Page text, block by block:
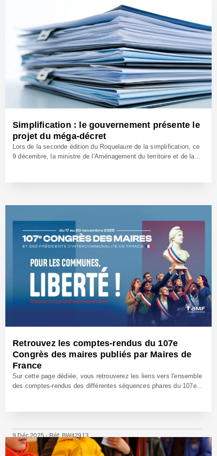
Simplification : le gouvernement présente le
projet du méga-décret
Lors de la seconde édition du Roquelaure de la simplification, ce
9 décembre, la ministre de l'Aménagement du territoire et de la...
Retrouvez les comptes-rendus du 107e
Congrès des maires publiés par Maires de
France
Sur cette page dédiée, vous retrouverez les liens vers l'ensemble
des comptes-rendus des différentes séquences phares du 107e...
9 Déc 2025 - Réf: BW42913